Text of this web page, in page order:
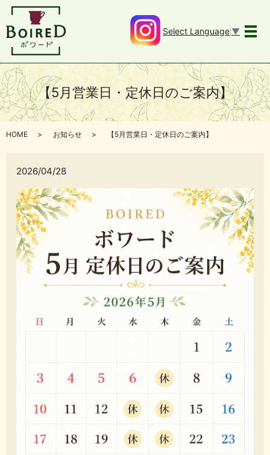
メ
Select Language ▼
【5月営業日・定休日のご案内】
HOME お知らせ 【5月営業日・定休日のご案内】
2026/04/28